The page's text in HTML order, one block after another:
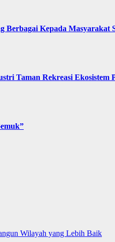
Kepada Masyarakat
Taman Rekreasi Ekosistem
Wilayah yang Lebih Baik